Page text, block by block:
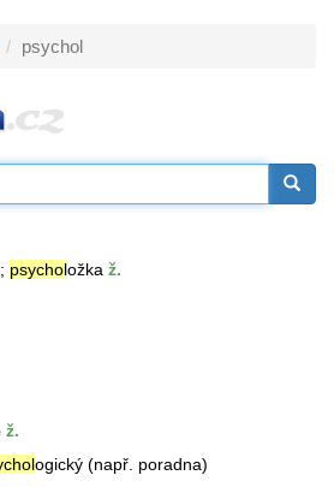
psychol
; psycholožka ž.
ž.
ogický (např. poradna)